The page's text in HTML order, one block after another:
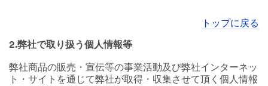
トップに戻る
2.弊社で取り扱う個人情報等
弊社商品の販売・宣伝等の事業活動及び弊社インターネッ
ト・サイトを通じて弊社が取得・収集させて頂く個人情報